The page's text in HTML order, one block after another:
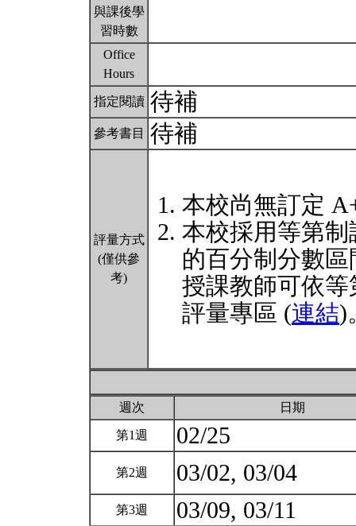
與課後學
習時數
Office
Hours
指定閱讀 待補
參考書目 待補
評量方式
(僅供參
考)
本校尚無訂定
本校採用等第
的百分制分數
授課教師可依
評量專區 (連結)
週次 日期
第1週 02/25
第2週 03/02, 03/04
第3週 03/09, 03/11